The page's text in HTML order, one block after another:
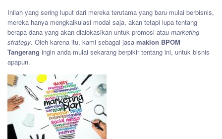
Inilah yang sering luput dari mereka terutama yang baru mulai berbisnis,
mereka hanya mengkalkulasi modal saja, akan tetapi lupa tentang
berapa dana yang akan dialokasikan untuk promosi atau marketing
strategy. Oleh karena itu, kami sebagai jasa maklon BPOM
Tangerang ingin anda mulai sekarang berpikir tentang ini, untuk bisnis
apapun.